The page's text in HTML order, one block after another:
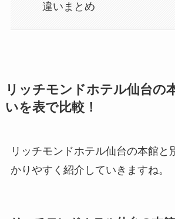
違いまとめ
リッチモンドホテル仙台の
いを表で比較！
リッチモンドホテル仙台の本館と
かりやすく紹介していきますね。